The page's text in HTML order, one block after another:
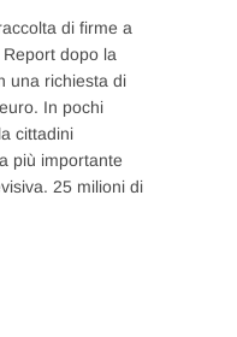
di firme a
dopo la
una richiesta di
In pochi
cittadini
più importante
25 milioni di